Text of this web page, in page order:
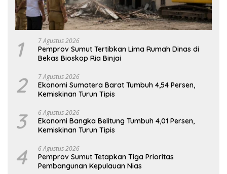
1 7 Agustus 2026
Pemprov Sumut Tertibkan Lima Rumah Dinas di
Bekas Bioskop Ria Binjai
2 7 Agustus 2026
Ekonomi Sumatera Barat Tumbuh 4,54 Persen,
Kemiskinan Turun Tipis
3 6 Agustus 2026
Ekonomi Bangka Belitung Tumbuh 4,01 Persen,
Kemiskinan Turun Tipis
4 6 Agustus 2026
Pemprov Sumut Tetapkan Tiga Prioritas
Pembangunan Kepulauan Nias